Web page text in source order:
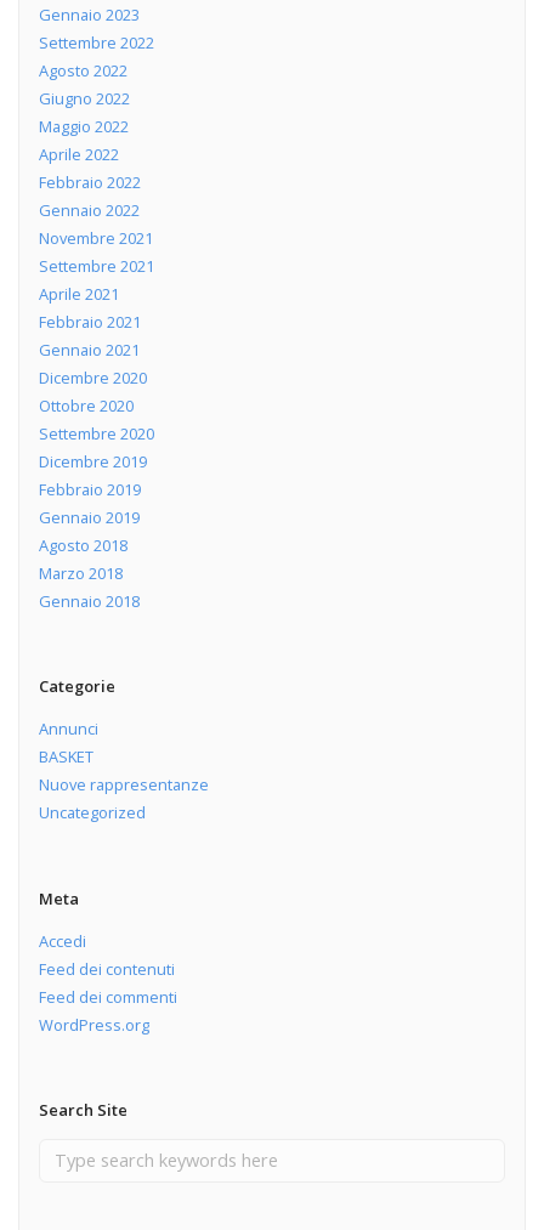
Gennaio 2023
Settembre 2022
Agosto 2022
Giugno 2022
Maggio 2022
Aprile 2022
Febbraio 2022
Gennaio 2022
Novembre 2021
Settembre 2021
Aprile 2021
Febbraio 2021
Gennaio 2021
Dicembre 2020
Ottobre 2020
Settembre 2020
Dicembre 2019
Febbraio 2019
Gennaio 2019
Agosto 2018
Marzo 2018
Gennaio 2018
Categorie
Annunci
BASKET
Nuove rappresentanze
Uncategorized
Meta
Accedi
Feed dei contenuti
Feed dei commenti
WordPress.org
Search Site